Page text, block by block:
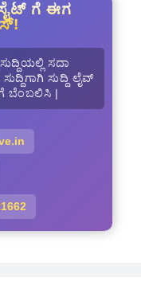
ಗೆ ಈಗ
ಸದಾ
ಸುದ್ದಿ ಲೈವ್
ಬೆಂಬಲಿಸಿ |